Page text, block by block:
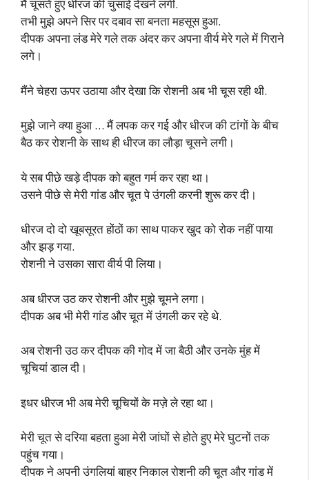
मैं चूसते हुए धीरज की चुसाई देखने लगी.
तभी मुझे अपने सिर पर दबाव सा बनता महसूस हुआ.
दीपक अपना लंड मेरे गले तक अंदर कर अपना वीर्य मेरे गले में गिराने
लगे।
मैंने चेहरा ऊपर उठाया और देखा कि रोशनी अब भी चूस रही थी.
मुझे जाने क्या हुआ … मैं लपक कर गई और धीरज की टांगों के बीच
बैठ कर रोशनी के साथ ही धीरज का लौड़ा चूसने लगी।
ये सब पीछे खड़े दीपक को बहुत गर्म कर रहा था।
उसने पीछे से मेरी गांड और चूत पे उंगली करनी शुरू कर दी।
धीरज दो दो खूबसूरत होंठों का साथ पाकर खुद को रोक नहीं पाया
और झड़ गया.
रोशनी ने उसका सारा वीर्य पी लिया।
अब धीरज उठ कर रोशनी और मुझे चूमने लगा।
दीपक अब भी मेरी गांड और चूत में उंगली कर रहे थे.
अब रोशनी उठ कर दीपक की गोद में जा बैठी और उनके मुंह में
चूचियां डाल दी।
इधर धीरज भी अब मेरी चूचियों के मज़े ले रहा था।
मेरी चूत से दरिया बहता हुआ मेरी जांघों से होते हुए मेरे घुटनों तक
पहुंच गया।
दीपक ने अपनी उंगलियां बाहर निकाल रोशनी की चूत और गांड में